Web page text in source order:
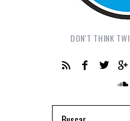
DON'T THINK